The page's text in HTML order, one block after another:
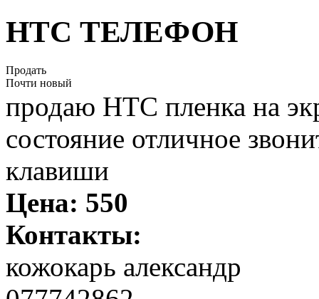
HTC ТЕЛЕФОН
Продать
Почти новый
продаю HTC пленка на
состояние отличное
клавиши
Цена: 550
Контакты:
кожокарь александр